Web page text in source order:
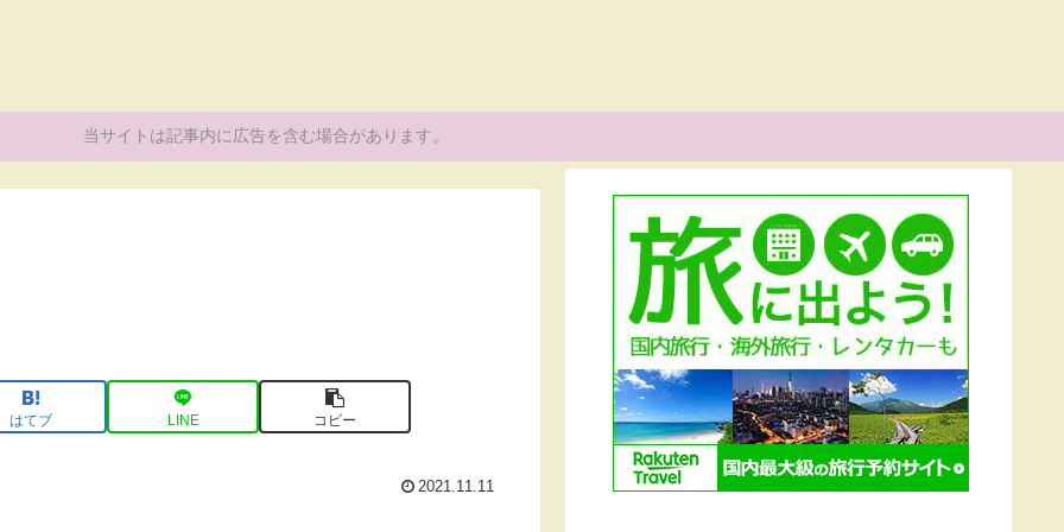
当サイトは記事内に広告を含む場合があります。
はてブ LINE コピー
2021.11.11